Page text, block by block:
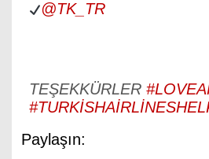
@TK_TR
TEŞEKKÜRLER#
#
Paylaşın: